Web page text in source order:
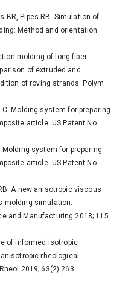
BR, Pipes RB. Simulation of
Method and orientation
molding of long fiber-
of extruded and
of roving strands. Polym
C. Molding system for preparing
article. US Patent No.
Molding system for preparing
article. US Patent No.
A new anisotropic viscous
molding simulation.
and Manufacturing 2018; 115
of informed isotropic
rheological
2019; 63(2) 263.